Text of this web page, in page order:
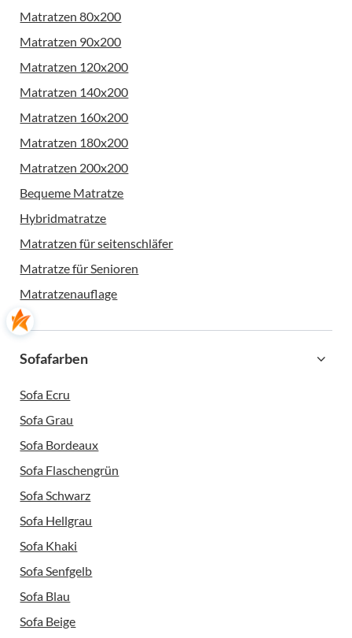
Matratzen 80x200
Matratzen 90x200
Matratzen 120x200
Matratzen 140x200
Matratzen 160x200
Matratzen 180x200
Matratzen 200x200
Bequeme Matratze
Hybridmatratze
Matratzen für seitenschläfer
Matratze für Senioren
Matratzenauflage
Sofafarben
Sofa Ecru
Sofa Grau
Sofa Bordeaux
Sofa Flaschengrün
Sofa Schwarz
Sofa Hellgrau
Sofa Khaki
Sofa Senfgelb
Sofa Blau
Sofa Beige